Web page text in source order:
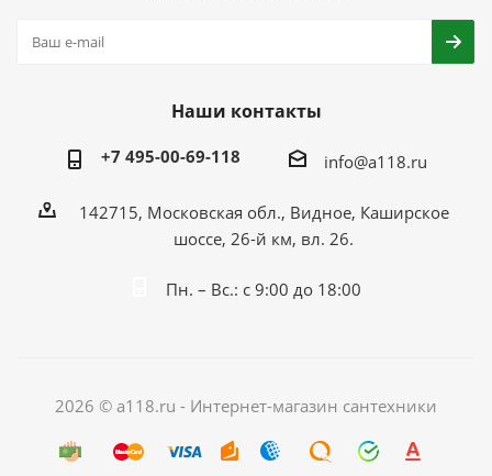
Наши контакты
+7 495-00-69-118 info@a118.ru
142715, Московская обл., Видное, Каширское
шоссе, 26-й км, вл. 26.
Пн. – Вс.: с 9:00 до 18:00
2026 © a118.ru - Интернет-магазин сантехники